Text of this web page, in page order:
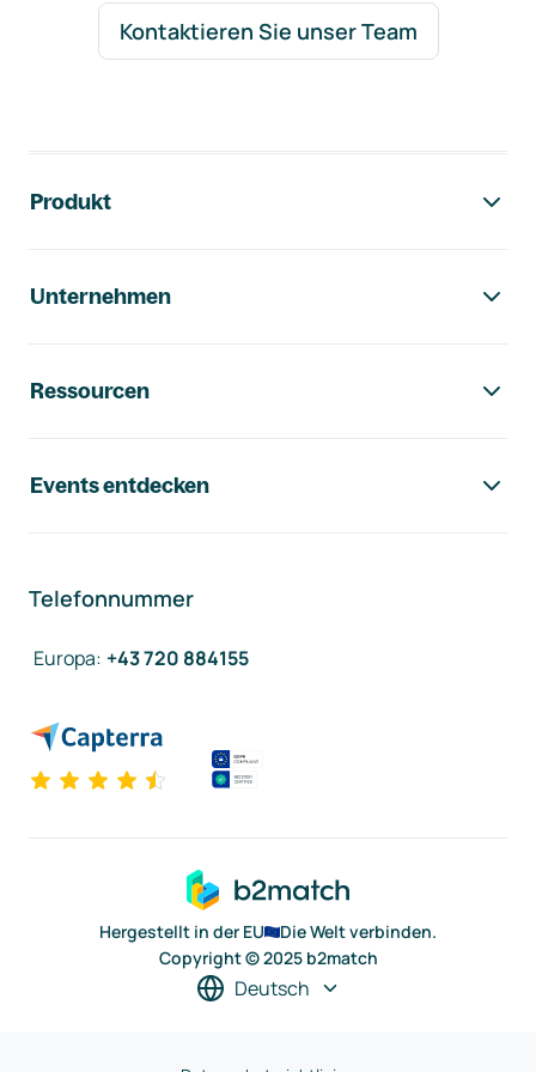
Kontaktieren Sie unser Team
Produkt
Unternehmen
Ressourcen
Events entdecken
Telefonnummer
Europa: +43 720 884155
Hergestellt in der EU
Die Welt verbinden.
Copyright © 2025 b2match
Deutsch